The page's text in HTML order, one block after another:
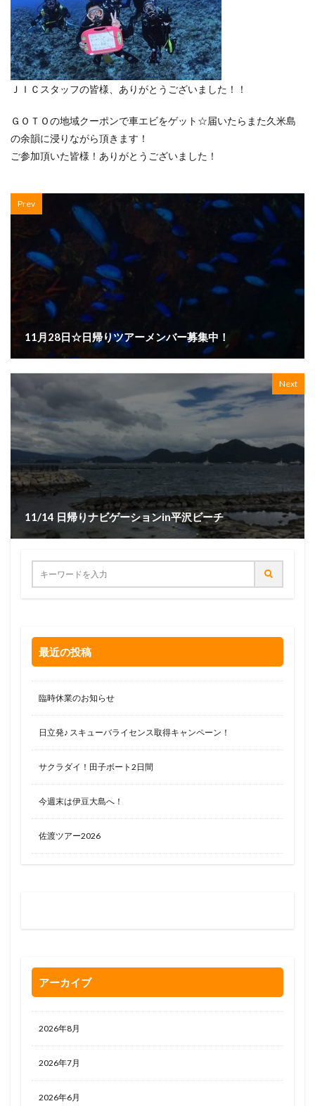
ＪＩＣスタッフの皆様、ありがとうございました！！
ＧＯＴＯの地域クーポンで車エビをゲット☆届いたらまた久米島
の余韻に浸りながら頂きます！
ご参加頂いた皆様！ありがとうございました！
Prev
11月28日☆日帰りツアーメンバー募集中！
Next
11/14 日帰りナビゲーションin平沢ビーチ
最近の投稿
臨時休業のお知らせ
日立発♪ スキューバライセンス取得キャンペーン！
サクラダイ！田子ボート2日間
今週末は伊豆大島へ！
佐渡ツアー2026
アーカイブ
2026年8月
2026年7月
2026年6月